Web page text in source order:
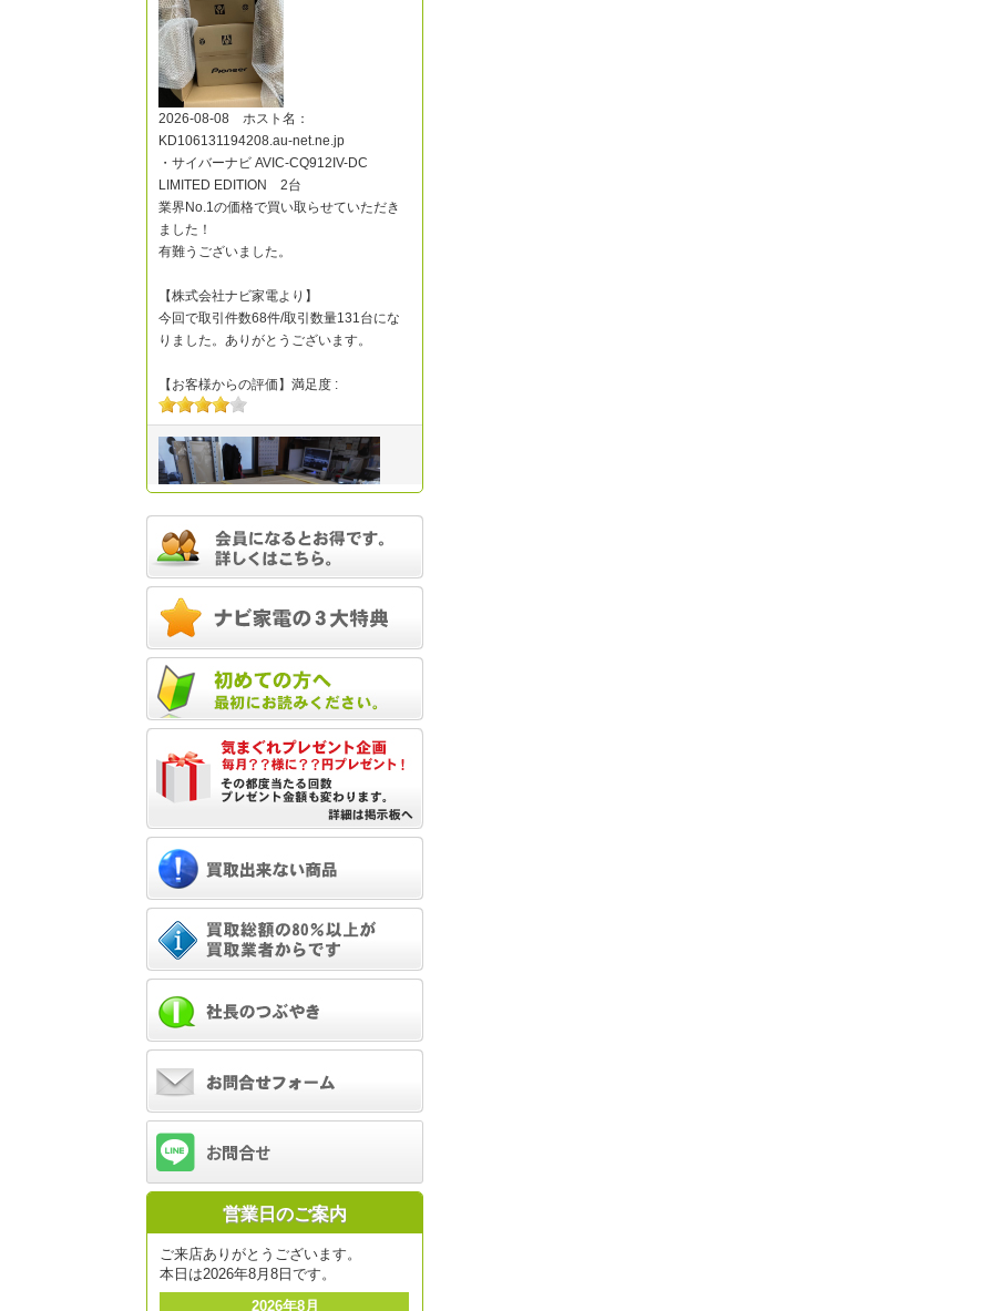
営業日のご案内
ご来店ありがとうございます。
本日は2026年8月8日です。
2026年8月